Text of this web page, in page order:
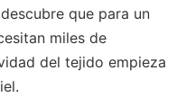
que para un
miles de
del tejido empieza